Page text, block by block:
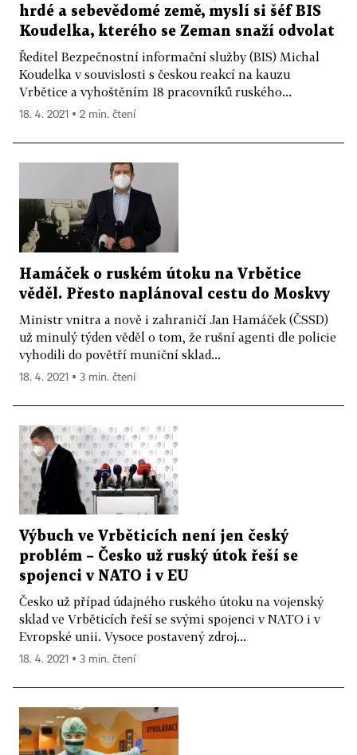
hrdé a sebevědomé země, myslí si šéf BIS
Koudelka, kterého se Zeman snaží odvolat
Ředitel Bezpečnostní informační služby (BIS) Michal
Koudelka v souvislosti s českou reakcí na kauzu
Vrbětice a vyhoštěním 18 pracovníků ruského...
18. 4. 2021 ▪ 2 min. čtení
Hamáček o ruském útoku na Vrbětice
věděl. Přesto naplánoval cestu do Moskvy
Ministr vnitra a nově i zahraničí Jan Hamáček (ČSSD)
už minulý týden věděl o tom, že rušní agenti dle policie
vyhodili do povětří muniční sklad...
18. 4. 2021 ▪ 3 min. čtení
Výbuch ve Vrběticích není jen český
problém – Česko už ruský útok řeší se
spojenci v NATO i v EU
Česko už případ údajného ruského útoku na vojenský
sklad ve Vrběticích řeší se svými spojenci v NATO i v
Evropské unii. Vysoce postavený zdroj...
18. 4. 2021 ▪ 3 min. čtení